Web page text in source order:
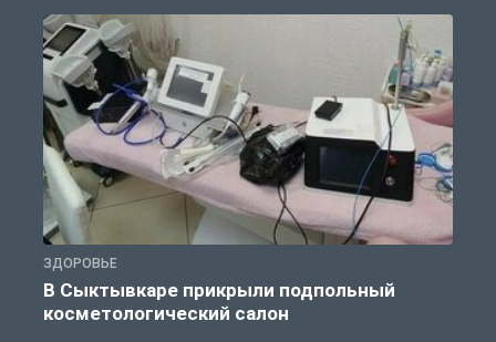
ЗДОРОВЬЕ
В Сыктывкаре прикрыли подпольный
косметологический салон